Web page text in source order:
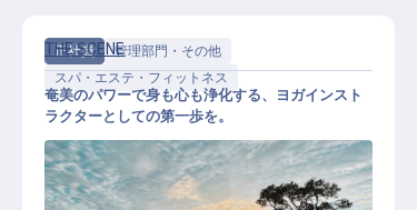
正社員
管理部門・その他
スパ・エステ・フィットネス
THE SCENE
奄美のパワーで身も心も浄化する、ヨガインスト
ラクターとしての第一歩を。